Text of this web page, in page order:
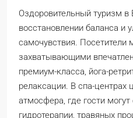
Оздоровительный туризм в
восстановлении баланса и
самочувствия. Посетители
захватывающими
премиум-класса, йога-
релаксации. В спа-центрах
атмосфера, где гости
гидротерапии, травяных